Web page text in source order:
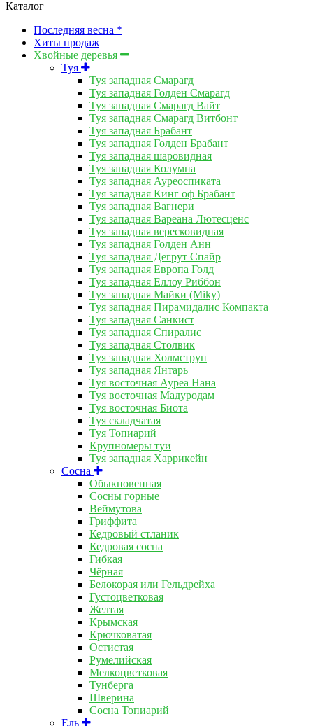
Каталог
Последняя весна *
Хиты продаж
Хвойные деревья
Туя
Туя западная Смарагд
Туя западная Голден Смарагд
Туя западная Смарагд Вайт
Туя западная Смарагд Витбонт
Туя западная Брабант
Туя западная Голден Брабант
Туя западная шаровидная
Туя западная Колумна
Туя западная Ауреоспиката
Туя западная Кинг оф Брабант
Туя западная Вагнери
Туя западная Вареана Лютесценс
Туя западная вересковидная
Туя западная Голден Анн
Туя западная Дегрут Спайр
Туя западная Европа Голд
Туя западная Еллоу Риббон
Туя западная Майки (Miky)
Туя западная Пирамидалис Компакта
Туя западная Санкист
Туя западная Спиралис
Туя западная Столвик
Туя западная Холмструп
Туя западная Янтарь
Туя восточная Ауреа Нана
Туя восточная Мадуродам
Туя восточная Биота
Туя складчатая
Туя Топиарий
Крупномеры туи
Туя западная Харрикейн
Сосна
Обыкновенная
Сосны горные
Веймутова
Гриффита
Кедровый стланик
Кедровая сосна
Гибкая
Чёрная
Белокорая или Гельдрейха
Густоцветковая
Желтая
Крымская
Крючковатая
Остистая
Румелийская
Мелкоцветковая
Тунберга
Шверина
Сосна Топиарий
Ель